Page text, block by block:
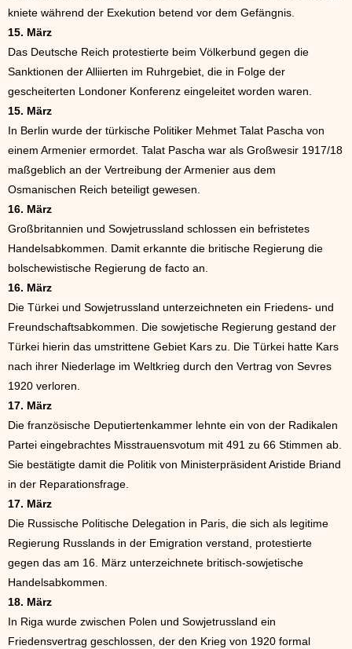
kniete während der Exekution betend vor dem Gefängnis.
15. März
Das Deutsche Reich protestierte beim Völkerbund gegen die
Sanktionen der Alliierten im Ruhrgebiet, die in Folge der
gescheiterten Londoner Konferenz eingeleitet worden waren.
15. März
In Berlin wurde der türkische Politiker Mehmet Talat Pascha von
einem Armenier ermordet. Talat Pascha war als Großwesir 1917/18
maßgeblich an der Vertreibung der Armenier aus dem
Osmanischen Reich beteiligt gewesen.
16. März
Großbritannien und Sowjetrussland schlossen ein befristetes
Handelsabkommen. Damit erkannte die britische Regierung die
bolschewistische Regierung de facto an.
16. März
Die Türkei und Sowjetrussland unterzeichneten ein Friedens- und
Freundschaftsabkommen. Die sowjetische Regierung gestand der
Türkei hierin das umstrittene Gebiet Kars zu. Die Türkei hatte Kars
nach ihrer Niederlage im Weltkrieg durch den Vertrag von Sevres
1920 verloren.
17. März
Die französische Deputiertenkammer lehnte ein von der Radikalen
Partei eingebrachtes Misstrauensvotum mit 491 zu 66 Stimmen ab.
Sie bestätigte damit die Politik von Ministerpräsident Aristide Briand
in der Reparationsfrage.
17. März
Die Russische Politische Delegation in Paris, die sich als legitime
Regierung Russlands in der Emigration verstand, protestierte
gegen das am 16. März unterzeichnete britisch-sowjetische
Handelsabkommen.
18. März
In Riga wurde zwischen Polen und Sowjetrussland ein
Friedensvertrag geschlossen, der den Krieg von 1920 formal